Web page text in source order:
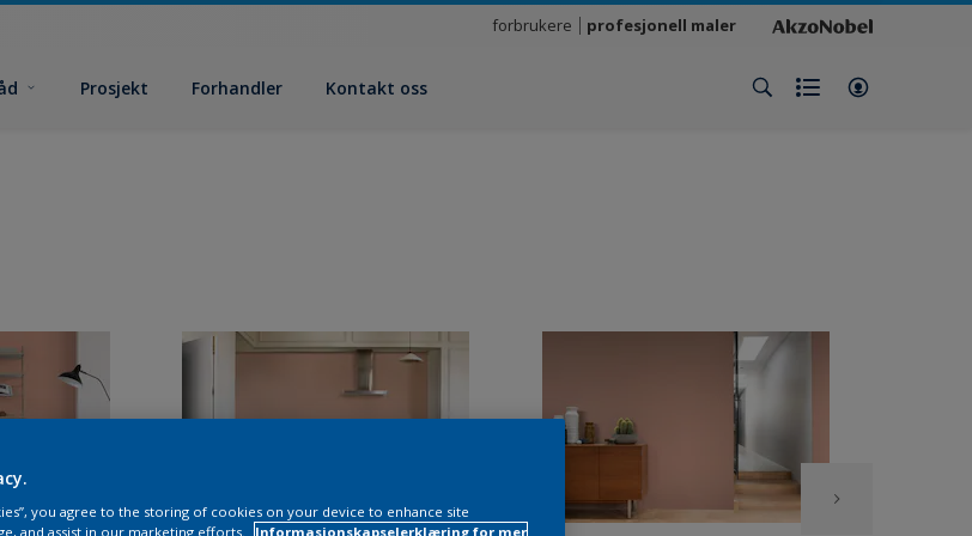
forbrukere profesjonell maler
Prosjekt Forhandler Kontakt oss
you agree to the storing of cookies on your device to enhance site
and assist in our marketing efforts.
Informasjonskapselerklæring for mer